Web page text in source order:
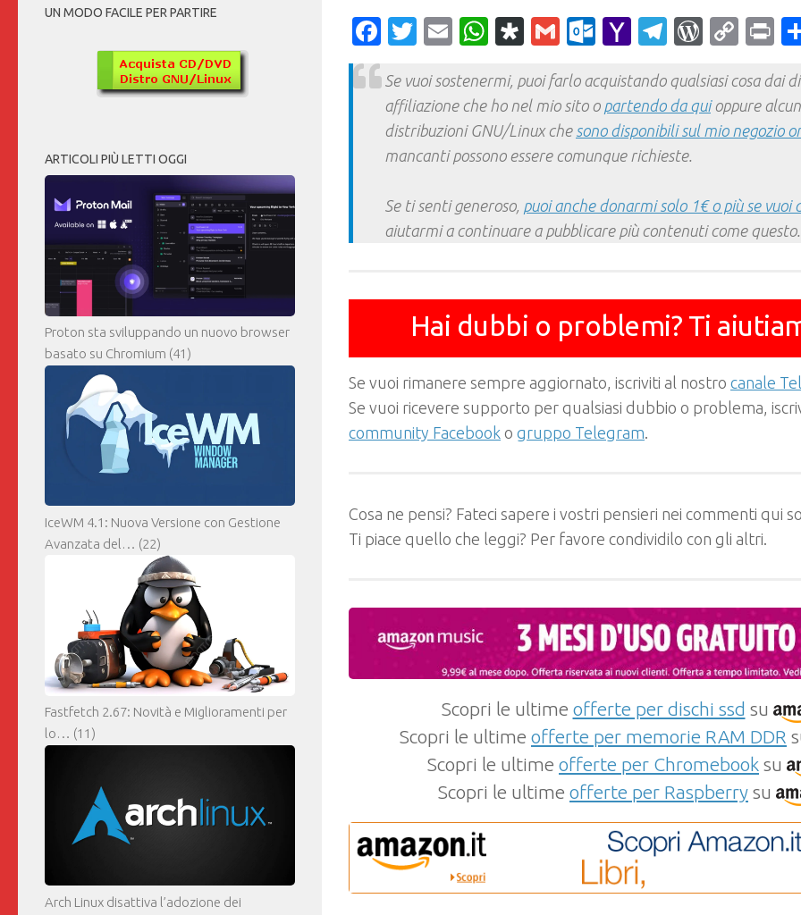
Facebook
Twitter
EmailWhatsApp
Diaspora
GmailOutlook.com
YahooTelegram
Se vuoi sostenermi, puoi farlo acquistando qualsiasi cosa dai
affiliazione che ho nel mio sito o partendo da quioppure
distribuzioni GNU/Linux che sono disponibili sul mio negozio
mancanti possono essere comunque richieste.
Se ti senti generoso, puoi anche donarmi solo 1€ o più se vuoi
aiutarmi a continuare a pubblicare più contenuti come
Hai dubbi o problemi? Ti
Se vuoi rimanere sempre aggiornato, iscriviti al nostro canale
Se vuoi ricevere supporto per qualsiasi dubbio o problema,
community Facebook o gruppo Telegram.
Cosa ne pensi? Fateci sapere i vostri pensieri nei commenti qui
Ti piace quello che leggi? Per favore condividilo con gli altri.
Scopri le ultime offerte per dischi ssd su
Scopri le ultime offerte per memorie RAM DDR
Scopri le ultime offerte per Chromebook su
Scopri le ultime offerte per Raspberry su
UN MODO FACILE PER PARTIRE
ARTICOLI PIÙ LETTI OGGI
Proton sta sviluppando un nuovo browser
basato su Chromium (41)
IceWM 4.1: Nuova Versione con Gestione
Avanzata del… (22)
Fastfetch 2.67: Novità e Miglioramenti per
lo… (11)
Arch Linux disattiva l’adozione dei